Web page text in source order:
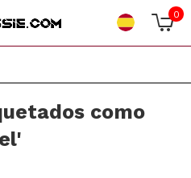
0
como